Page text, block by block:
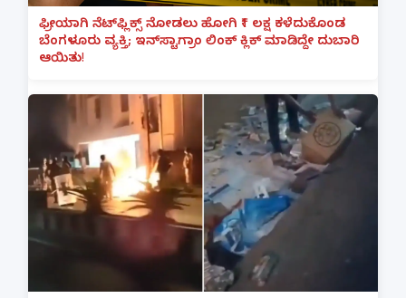
ಫ್ರೀಯಾಗಿ ನೆಟ್‌ಫ್ಲಿಕ್ಸ್ ನೋಡಲು ಹೋಗಿ ₹1 ಲಕ್ಷ ಕಳೆದುಕೊಂಡ
ಬೆಂಗಳೂರು ವ್ಯಕ್ತಿ; ಇನ್‌ಸ್ಟಾಗ್ರಾಂ ಲಿಂಕ್ ಕ್ಲಿಕ್ ಮಾಡಿದ್ದೇ ದುಬಾರಿ
ಆಯಿತು!